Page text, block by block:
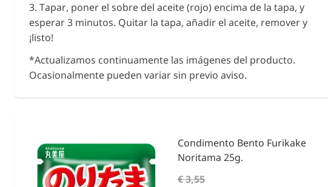
3. Tapar, poner el sobre del aceite (rojo) encima de la tapa, y
esperar 3 minutos. Quitar la tapa, añadir el aceite, remover y
¡listo!
*Actualizamos continuamente las imágenes del producto.
Ocasionalmente pueden variar sin previo aviso.
Condimento Bento Furikake
Noritama 25g.
€ 3,55